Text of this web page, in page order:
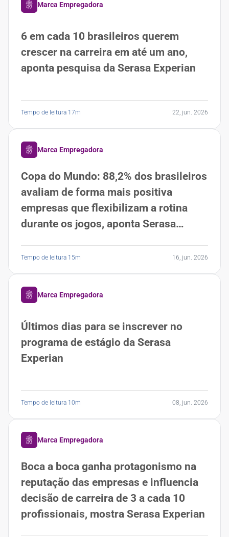
Marca Empregadora
6 em cada 10 brasileiros querem
crescer na carreira em até um ano,
aponta pesquisa da Serasa Experian
Tempo de leitura 17m 22, jun. 2026
Marca Empregadora
Copa do Mundo: 88,2% dos brasileiros
avaliam de forma mais positiva
empresas que flexibilizam a rotina
durante os jogos, aponta Serasa
Tempo de leitura 15m 16, jun. 2026
Marca Empregadora
Últimos dias para se inscrever no
programa de estágio da Serasa
Experian
Tempo de leitura 10m 08, jun. 2026
Marca Empregadora
Boca a boca ganha protagonismo na
reputação das empresas e influencia
decisão de carreira de 3 a cada 10
profissionais, mostra Serasa Experian